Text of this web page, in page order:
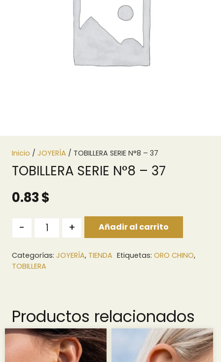
Inicio / JOYERÍA / TOBILLERA SERIE N°8 – 37
TOBILLERA SERIE N°8 – 37
0.83$
- + Añadir al carrito
Categorías: JOYERÍA, TIENDA Etiquetas: ORO CHINO,
TOBILLERA
Productos relacionados